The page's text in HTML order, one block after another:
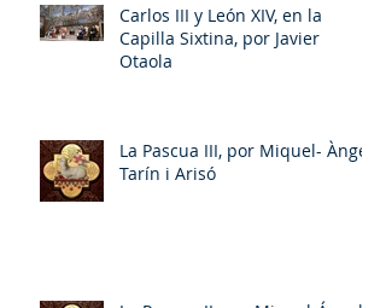
Carlos III y León XIV, en la
Capilla Sixtina, por Javier
Otaola
La Pascua III, por Miquel- Àngel
Tarín i Arisó